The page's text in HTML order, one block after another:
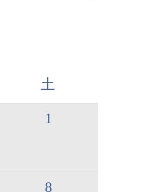
土
1
8